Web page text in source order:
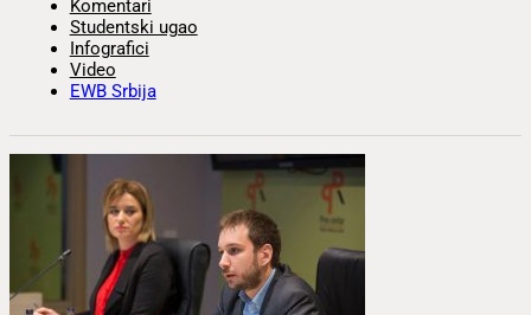
Komentari
Studentski ugao
Infografici
Video
EWB Srbija